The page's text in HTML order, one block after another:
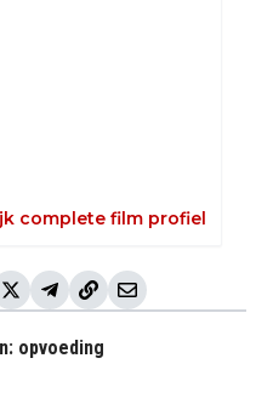
complete film profiel
opvoeding